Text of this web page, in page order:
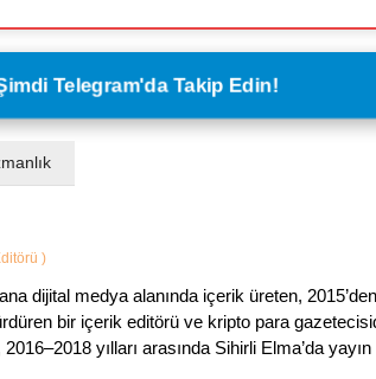
Telegram'da Takip Edin!
)
dijital medya alanında içerik üreten,
bir içerik editörü ve kripto para
2016–2018 yılları arasında Sihirli Elma’da